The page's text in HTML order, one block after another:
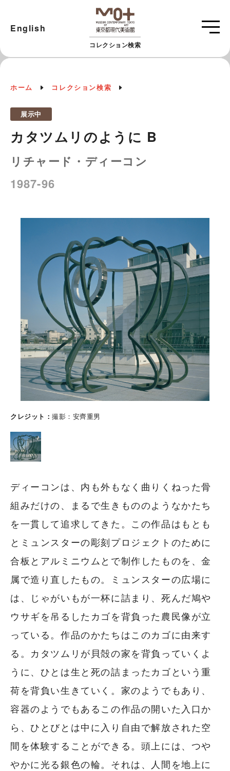
コレクション検索
English
ホーム コレクション検索
展示中
カタツムリのように B
リチャード・ディーコン
1987-96
クレジット 撮影：安齊重男
ディーコンは、内も外もなく曲りくねった骨
組みだけの、まるで生きもののようなかたち
を一貫して追求してきた。この作品はもとも
とミュンスターの彫刻プロジェクトのために
合板とアルミニウムとで制作したものを、金
属で造り直したもの。ミュンスターの広場に
は、じゃがいもが一杯に詰まり、死んだ鳩や
ウサギを吊るしたカゴを背負った農民像が立
っている。作品のかたちはこのカゴに由来す
る。カタツムリが貝殻の家を背負っていくよ
うに、ひとは生と死の詰まったカゴという重
荷を背負い生きていく。家のようでもあり、
容器のようでもあるこの作品の開いた入口か
ら、ひとびとは中に入り自由で解放された空
間を体験することができる。頭上には、つや
やかに光る銀色の輪。それは、人間を地上に